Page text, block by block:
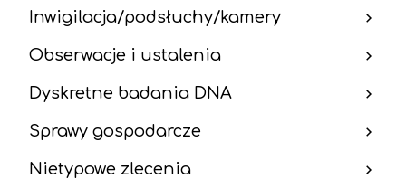
Inwigilacja/podsłuchy/kamery
Obserwacje i ustalenia
Dyskretne badania DNA
Sprawy gospodarcze
Nietypowe zlecenia